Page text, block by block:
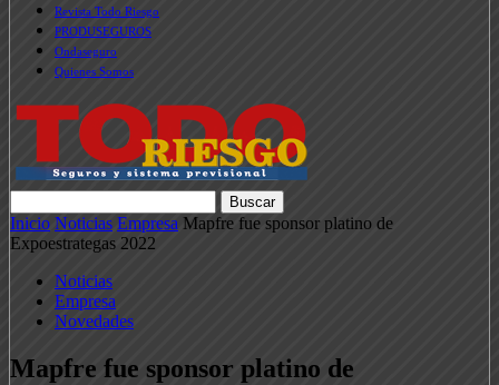
Revista Todo Riesgo
PRODUSEGUROS
Ondaseguro
Quienes Somos
Inicio Noticias Empresa Mapfre fue sponsor platino de
Expoestrategas 2022
Noticias
Empresa
Novedades
Mapfre fue sponsor platino de